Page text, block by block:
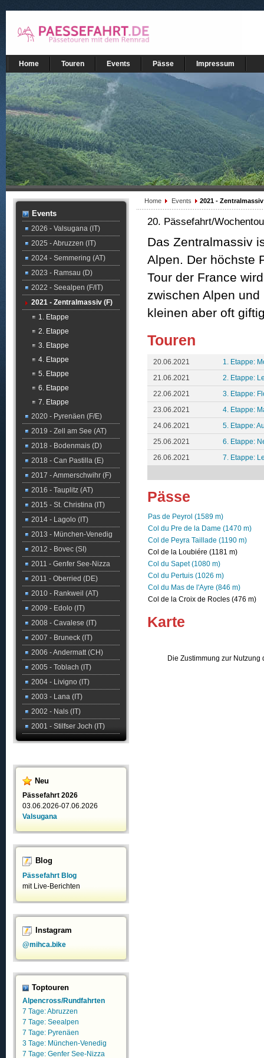
Home Touren Events Pässe Impressum
Events
2026 - Valsugana (IT)
2025 - Abruzzen (IT)
2024 - Semmering (AT)
2023 - Ramsau (D)
2022 - Seealpen (F/IT)
2021 - Zentralmassiv (F)
1. Etappe
2. Etappe
3. Etappe
4. Etappe
5. Etappe
6. Etappe
7. Etappe
2020 - Pyrenäen (F/E)
2019 - Zell am See (AT)
2018 - Bodenmais (D)
2018 - Can Pastilla (E)
2017 - Ammerschwihr (F)
2016 - Tauplitz (AT)
2015 - St. Christina (IT)
2014 - Lagolo (IT)
2013 - München-Venedig
2012 - Bovec (SI)
2011 - Genfer See-Nizza
2011 - Oberried (DE)
2010 - Rankweil (AT)
2009 - Edolo (IT)
2008 - Cavalese (IT)
2007 - Bruneck (IT)
2006 - Andermatt (CH)
2005 - Toblach (IT)
2004 - Livigno (IT)
2003 - Lana (IT)
2002 - Nals (IT)
2001 - Stilfser Joch (IT)
Neu
Pässefahrt 2026
03.06.2026-07.06.2026
Valsugana
Blog
Pässefahrt Blog
mit Live-Berichten
Instagram
@mihca.bike
Toptouren
Alpencross/Rundfahrten
7 Tage: Abruzzen
7 Tage: Seealpen
7 Tage: Pyrenäen
3 Tage: München-Venedig
7 Tage: Genfer See-Nizza
Home Events 2021 -
20. Pässefahrt/
Das Zentralmassiv
Alpen. Der höchste
Tour der France
zwischen Alpen
kleinen aber oft
Touren
20.06.2021
1. Etappe:
21.06.2021
2. Etappe:
22.06.2021
3. Etappe:
23.06.2021
4. Etappe:
24.06.2021
5. Etappe:
25.06.2021
6. Etappe:
26.06.2021
7. Etappe:
Pässe
Pas de Peyrol (1589 m)
Col du Pre de la Dame (1470 m)
Col de Peyra Taillade (1190 m)
Col de la Loubiére (1181 m)
Col du Sapet (1080 m)
Col du Pertuis (1026 m)
Col du Mas de l'Ayre (846 m)
Col de la Croix de Rocles (476 m)
Karte
Die Zustimmung zur